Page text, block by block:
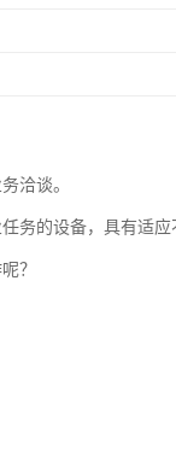
洽谈。
务的设备，具有适应
？